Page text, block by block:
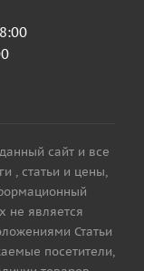
сайт и все
, статьи и цены,
не является
Статьи
посетители,